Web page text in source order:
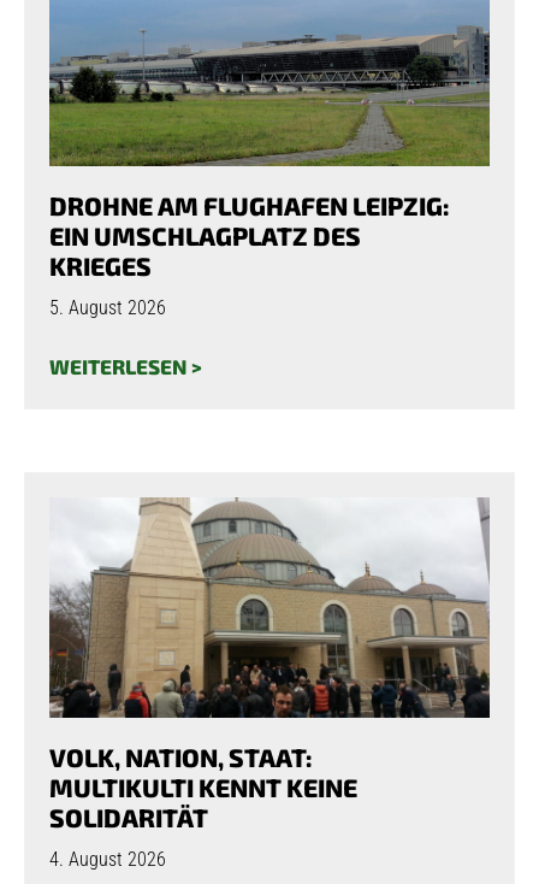
DROHNE AM FLUGHAFEN LEIPZIG:
EIN UMSCHLAGPLATZ DES
KRIEGES
5. August 2026
WEITERLESEN >
VOLK, NATION, STAAT:
MULTIKULTI KENNT KEINE
SOLIDARITÄT
4. August 2026